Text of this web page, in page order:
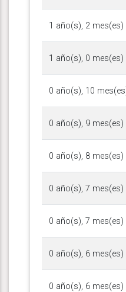
1 año(s), 2 mes(es)
1 año(s), 0 mes(es)
0 año(s), 10
0 año(s), 9 mes(es)
0 año(s), 8 mes(es)
0 año(s), 7 mes(es)
0 año(s), 7 mes(es)
0 año(s), 6 mes(es)
0 año(s), 6 mes(es)